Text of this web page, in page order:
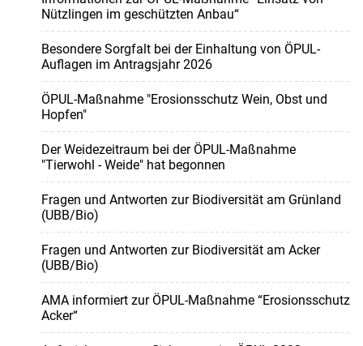
Nützlingen im geschützten Anbau“
Besondere Sorgfalt bei der Einhaltung von ÖPUL-
Auflagen im Antragsjahr 2026
ÖPUL-Maßnahme "Erosionsschutz Wein, Obst und
Hopfen"
Der Weidezeitraum bei der ÖPUL-Maßnahme
"Tierwohl - Weide" hat begonnen
Fragen und Antworten zur Biodiversität am Grünland
(UBB/Bio)
Fragen und Antworten zur Biodiversität am Acker
(UBB/Bio)
AMA informiert zur ÖPUL-Maßnahme “Erosionsschutz
Acker“